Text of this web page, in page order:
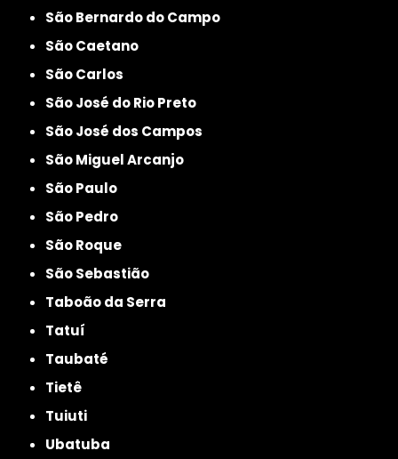
São Bernardo do Campo
São Caetano
São Carlos
São José do Rio Preto
São José dos Campos
São Miguel Arcanjo
São Paulo
São Pedro
São Roque
São Sebastião
Taboão da Serra
Tatuí
Taubaté
Tietê
Tuiuti
Ubatuba